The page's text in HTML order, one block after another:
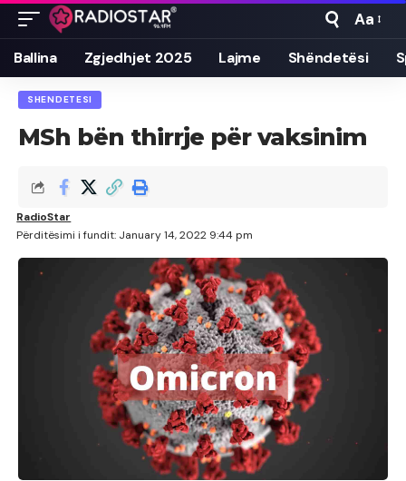
Font
Resizer
Aa
Ballina Zgjedhjet 2025 Lajme Shëndetësi
SHENDETESI
MSh bën thirrje për vaksinim
Përditësimi i fundit: January 14, 2022 9:44 pm
RadioStar